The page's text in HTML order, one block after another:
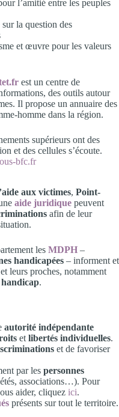
l’amitié entre les peuples
la question des
et œuvre pour les valeurs
est un centre de
des outils autour
Il propose un annuaire des
homme dans la région.
supérieurs ont des
et des cellules s’écoute.
bfc.fr
aux victimes, Point-
aide juridique peuvent
afin de leur
les MDPH –
handicapées – informent et
et leurs proches, notamment
handicap.
autorité indépendante
et libertés individuelles.
et de favoriser
par les personnes
associations…). Pour
aider, cliquez ici.
présents sur tout le territoire.